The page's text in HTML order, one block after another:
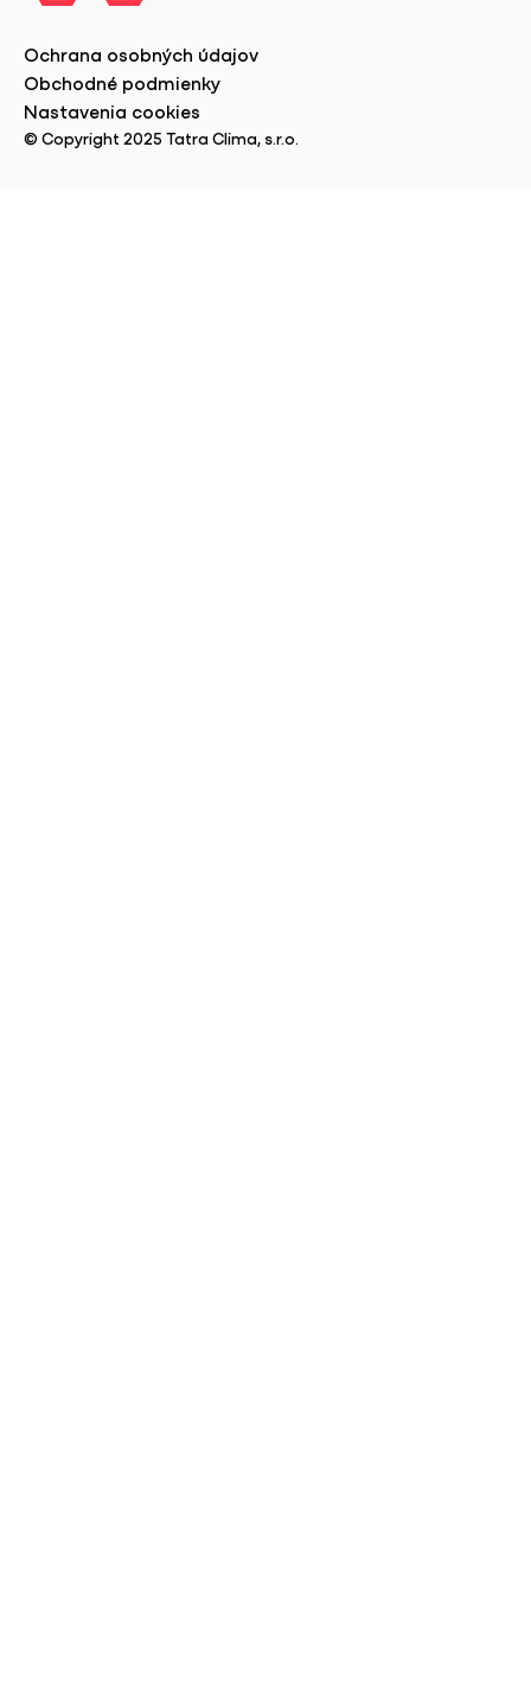
Ochrana osobných údajov
Obchodné podmienky
Nastavenia cookies
© Copyright 2025 Tatra Clima, s.r.o.